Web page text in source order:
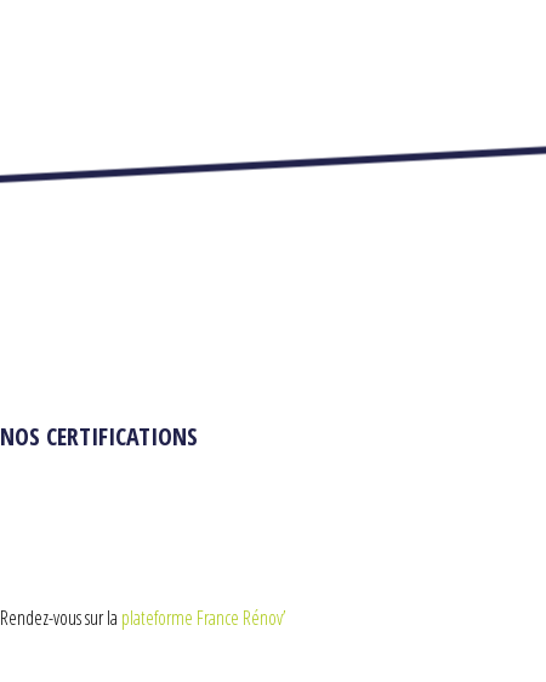
NOS CERTIFICATIONS
Rendez-vous sur la plateforme France Rénov’